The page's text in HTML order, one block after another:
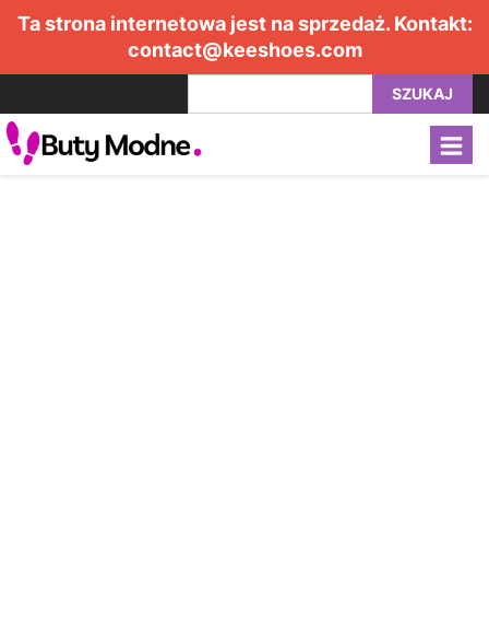
Ta strona internetowa jest na sprzedaż. Kontakt:
contact@keeshoes.com
SZUKAJ